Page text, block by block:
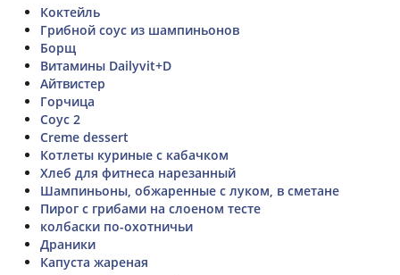
Коктейль
Грибной соус из шампиньонов
Борщ
Витамины Dailyvit+D
Айтвистер
Горчица
Соус 2
Creme dessert
Котлеты куриные с кабачком
Хлеб для фитнеса нарезанный
Шампиньоны, обжаренные с луком, в сметане
Пирог с грибами на слоеном тесте
колбаски по-охотничьи
Драники
Капуста жареная